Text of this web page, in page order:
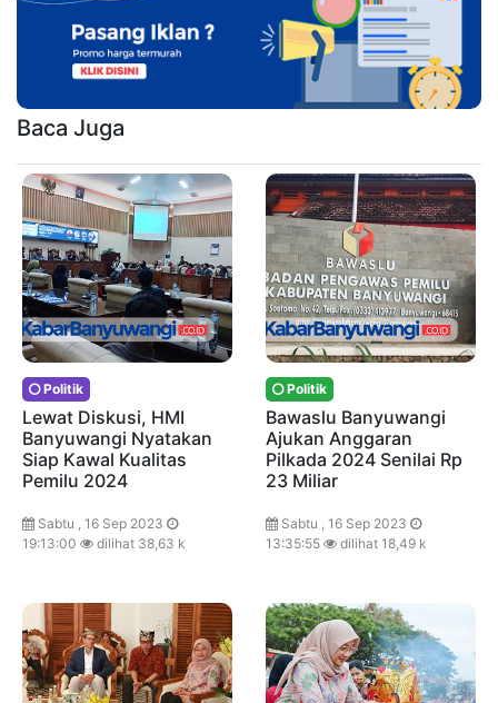
Baca Juga
Politik
Lewat Diskusi, HMI
Banyuwangi Nyatakan
Siap Kawal Kualitas
Pemilu 2024
Sabtu , 16 Sep 2023
19:13:00
dilihat 38,63 k
Politik
Bawaslu Banyuwangi
Ajukan Anggaran
Pilkada 2024 Senilai Rp
23 Miliar
Sabtu , 16 Sep 2023
13:35:55
dilihat 18,49 k